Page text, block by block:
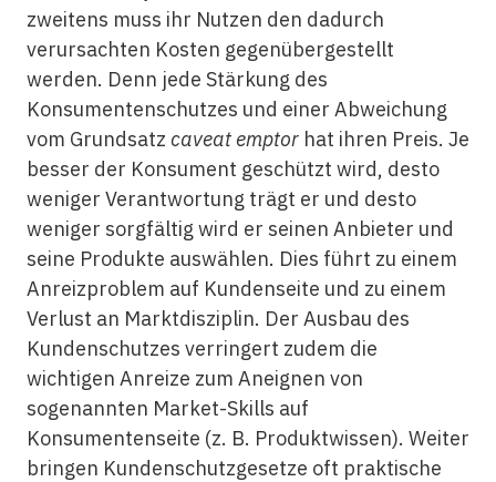
zweitens muss ihr Nutzen den dadurch
verursachten Kosten gegenübergestellt
werden. Denn jede Stärkung des
Konsumentenschutzes und einer Abweichung
vom Grundsatz caveat emptorhat ihren Preis. Je
besser der Konsument geschützt wird, desto
weniger Verantwortung trägt er und desto
weniger sorgfältig wird er seinen Anbieter und
seine Produkte auswählen. Dies führt zu einem
Anreizproblem auf Kundenseite und zu einem
Verlust an Marktdisziplin. Der Ausbau des
Kundenschutzes verringert zudem die
wichtigen Anreize zum Aneignen von
sogenannten Market-Skills auf
Konsumentenseite (z. B. Produktwissen). Weiter
bringen Kundenschutzgesetze oft praktische